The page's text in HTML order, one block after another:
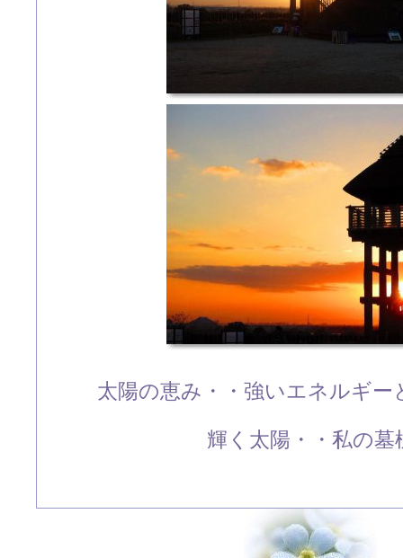
太陽の恵み・・強いエネルギ
輝く太陽・・私の墓